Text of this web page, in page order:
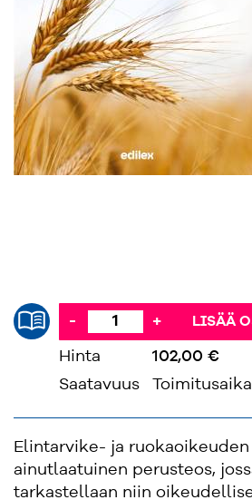
- + LISÄÄ
Hinta
102,00 €
Saatavuus
Elintarvike- ja ruokaoikeuden
ainutlaatuinen perusteos,
tarkastellaan niin